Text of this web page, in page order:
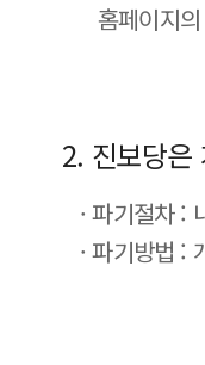
홈페이지
2. 진보당은
· 파기절차 :
· 파기방법 :